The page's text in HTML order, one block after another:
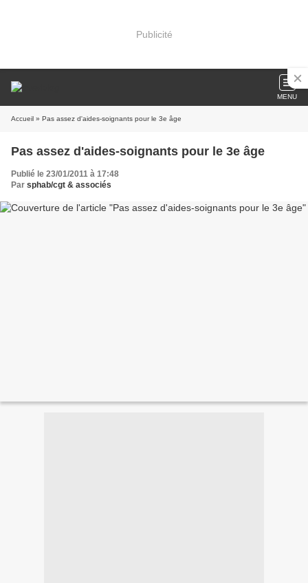
Publicité
MENU
Accueil » Pas assez d'aides-soignants pour le 3e âge
Pas assez d'aides-soignants pour le 3e âge
Publié le 23/01/2011 à 17:48
Par sphab/cgt & associés